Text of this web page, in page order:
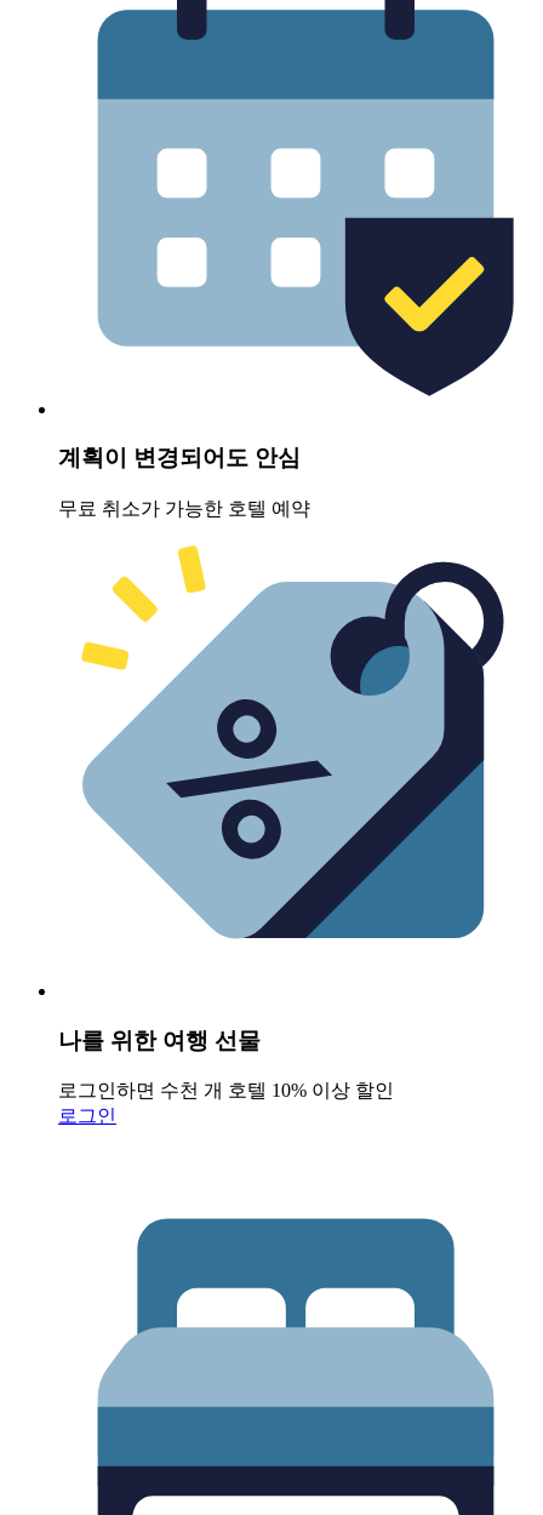
계획이 변경되어도 안심
무료 취소가 가능한 호텔 예약
나를 위한 여행 선물
로그인하면 수천 개 호텔 10% 이상 할인
로그인